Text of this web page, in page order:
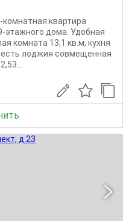
квартира
этажного дома. Удобная
комната 13,1 кв.м, кухня
лоджия совмещенная